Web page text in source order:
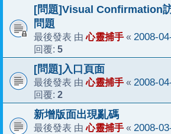
[問題]Visual Confirmation
問題
最後發表 由心靈捕手 « 2008-
回覆: 5
[問題]入口頁面
最後發表 由心靈捕手 « 2008-
回覆: 2
新增版面出現亂碼
最後發表 由心靈捕手 « 2008-